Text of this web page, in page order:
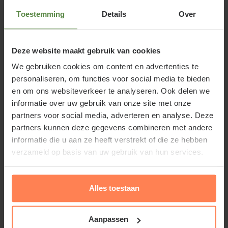
Toestemming Details Over
Deze website maakt gebruik van cookies
We gebruiken cookies om content en advertenties te
personaliseren, om functies voor social media te bieden
en om ons websiteverkeer te analyseren. Ook delen we
informatie over uw gebruik van onze site met onze
partners voor social media, adverteren en analyse. Deze
partners kunnen deze gegevens combineren met andere
informatie die u aan ze heeft verstrekt of die ze hebben
verzameld op basis van uw gebruik van hun services.
Alles toestaan
Aanpassen
Standplaats Corylus avellana
Corylus avellana staat het liefst in de zon of
doorlaatbare bodem en stelt weinig eisen aan de
grondsoort.
Corylus avellana snoeien en
onderhouden
Snoeien van Corylus avellana kan het best in de
wintermaanden op een vorstvrije dag, door de
struik uit te dunnen. Oude takken van de Hazelaar
tuinplant van onder uit verjongt.
Lees meer